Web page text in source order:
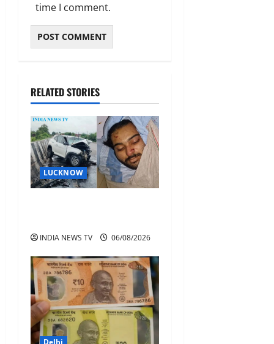
time I comment.
RELATED STORIES
LUCKNOW
INDIA NEWS TV 06/08/2026